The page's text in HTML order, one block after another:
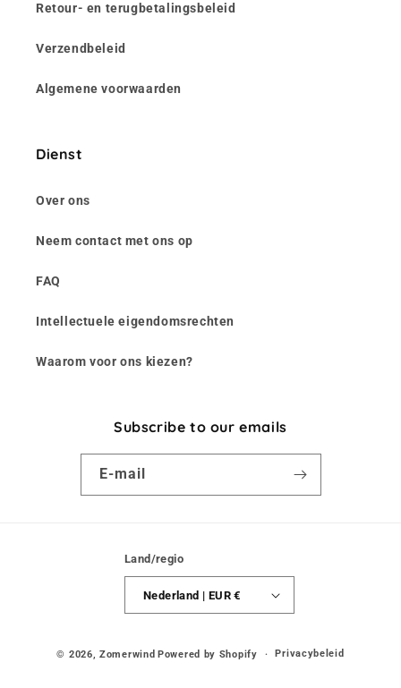
Retour- en terugbetalingsbeleid
Verzendbeleid
Algemene voorwaarden
Dienst
Over ons
Neem contact met ons op
FAQ
Intellectuele eigendomsrechten
Waarom voor ons kiezen?
Subscribe to our emails
E‑mail
Land/regio
Nederland | EUR €
© 2026,Zomerwind Powered by Shopify Privacybeleid